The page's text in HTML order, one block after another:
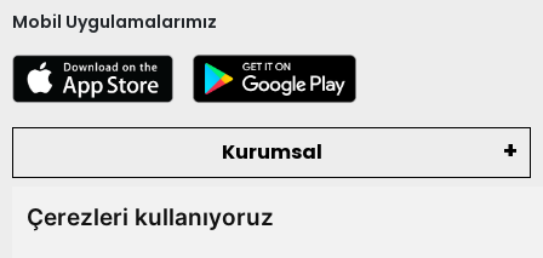
Çerezleri kullanıyoruz
Mobil Uygulamalarımız
Kurumsal
Kategoriler